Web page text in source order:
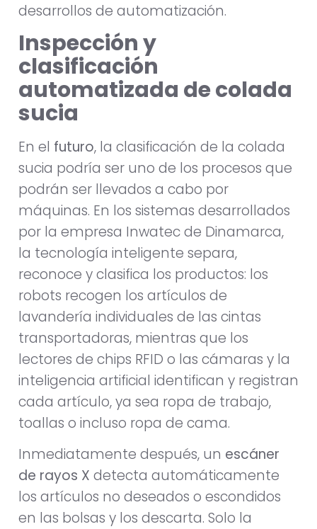
desarrollos de automatización.
Inspección y
clasificación
automatizada de colada
sucia
En el futuro, la clasificación de la colada
sucia podría ser uno de los procesos que
podrán ser llevados a cabo por
máquinas. En los sistemas desarrollados
por la empresa Inwatec de Dinamarca,
la tecnología inteligente separa,
reconoce y clasifica los productos: los
robots recogen los artículos de
lavandería individuales de las cintas
transportadoras, mientras que los
lectores de chips RFID o las cámaras y la
inteligencia artificial identifican y registran
cada artículo, ya sea ropa de trabajo,
toallas o incluso ropa de cama.
Inmediatamente después, un escáner
de rayos X detecta automáticamente
los artículos no deseados o escondidos
en las bolsas y los descarta. Solo la